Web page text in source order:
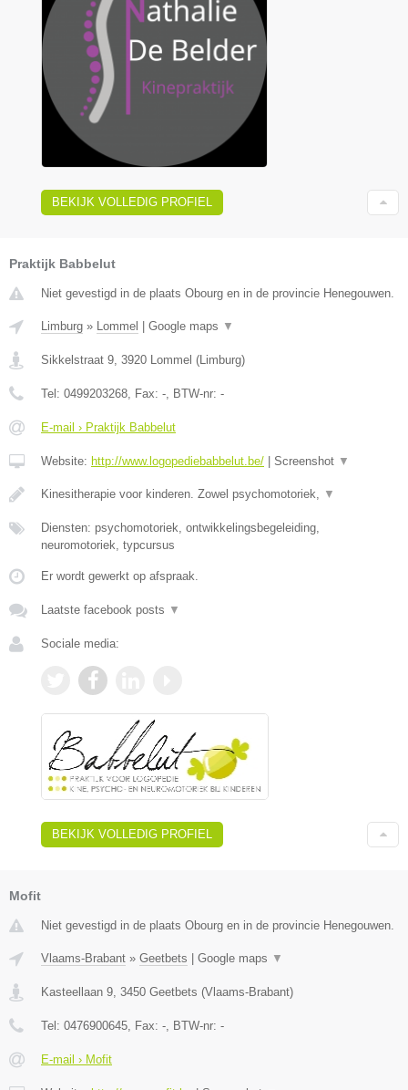
BEKIJK VOLLEDIG PROFIEL
Praktijk Babbelut
Niet gevestigd in de plaats Obourg en in de provincie Henegouwen.
Limburg » Lommel Google maps ▼
Sikkelstraat 9, 3920 Lommel (Limburg)
Tel: 0499203268, Fax: -, BTW-nr: -
E-mail › Praktijk Babbelut
Website: http://www.logopediebabbelut.be/ Screenshot ▼
Kinesitherapie voor kinderen. Zowel psychomotoriek, ▼
Diensten: psychomotoriek, ontwikkelingsbegeleiding,
neuromotoriek, typcursus
Er wordt gewerkt op afspraak.
Laatste facebook posts ▼
Sociale media:
BEKIJK VOLLEDIG PROFIEL
Mofit
Niet gevestigd in de plaats Obourg en in de provincie Henegouwen.
Vlaams-Brabant » Geetbets | Google maps ▼
Kasteellaan 9 3450 Geetbets (Vlaams-Brabant)
Tel: 0476900645 , Fax: - , BTW-nr: -
E-mail › Mofit